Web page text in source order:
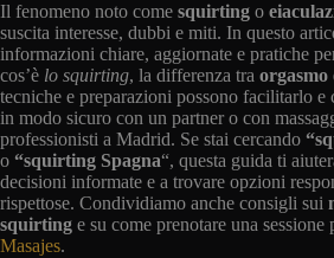
Il fenomeno noto come squirting o
suscita interesse, dubbi e miti. In questo
informazioni chiare, aggiornate e pratiche
cos’è lo squirting, la differenza tra
tecniche e preparazioni possono facilitarlo e
in modo sicuro con un partner o con
professionisti a Madrid. Se stai cercando
o “squirting Spagna“, questa guida ti
decisioni informate e a trovare opzioni
rispettose. Condividiamo anche consigli sui
squirting e su come prenotare una sessione
Masajes.